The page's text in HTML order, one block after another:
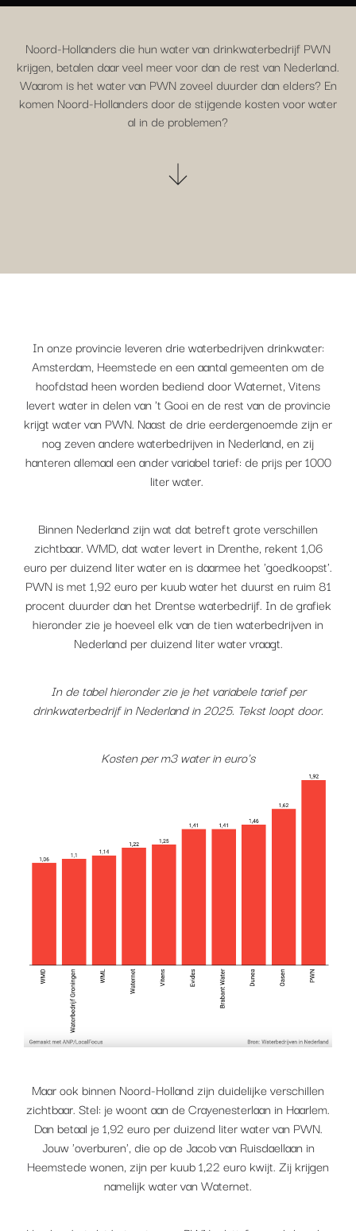
Noord-Hollanders die hun water van drinkwaterbedrijf PWN
krijgen, betalen daar veel meer voor dan de rest van Nederland.
Waarom is het water van PWN zoveel duurder dan elders? En
komen Noord-Hollanders door de stijgende kosten voor water
al in de problemen?
In onze provincie leveren drie waterbedrijven drinkwater:
Amsterdam, Heemstede en een aantal gemeenten om de
hoofdstad heen worden bediend door Waternet, Vitens
levert water in delen van 't Gooi en de rest van de provincie
krijgt water van PWN. Naast de drie eerdergenoemde zijn er
nog zeven andere waterbedrijven in Nederland, en zij
hanteren allemaal een ander variabel tarief: de prijs per 1000
liter water.
Binnen Nederland zijn wat dat betreft grote verschillen
zichtbaar. WMD, dat water levert in Drenthe, rekent 1,06
euro per duizend liter water en is daarmee het 'goedkoopst'.
PWN is met 1,92 euro per kuub water het duurst en ruim 81
procent duurder dan het Drentse waterbedrijf. In de grafiek
hieronder zie je hoeveel elk van de tien waterbedrijven in
Nederland per duizend liter water vraagt.
In de tabel hieronder zie je het variabele tarief per
drinkwaterbedrijf in Nederland in 2025. Tekst loopt door.
Kosten per m3 water in euro's
Maar ook binnen Noord-Holland zijn duidelijke verschillen
zichtbaar. Stel: je woont aan de Crayenesterlaan in Haarlem.
Dan betaal je 1,92 euro per duizend liter water van PWN.
Jouw 'overburen', die op de Jacob van Ruisdaellaan in
Heemstede wonen, zijn per kuub 1,22 euro kwijt. Zij krijgen
namelijk water van Waternet.